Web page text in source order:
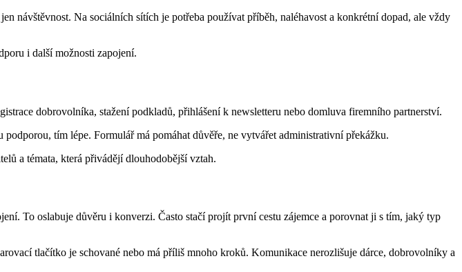
návštěvnost. Na sociálních sítích je potřeba používat příběh, naléhavost a konkrétní dopad, ale vždy
i další možnosti zapojení.
dobrovolníka, stažení podkladů, přihlášení k newsletteru nebo domluva firemního partnerství.
tím lépe. Formulář má pomáhat důvěře, ne vytvářet administrativní překážku.
a témata, která přivádějí dlouhodobější vztah.
To oslabuje důvěru i konverzi. Často stačí projít první cestu zájemce a porovnat ji s tím, jaký typ
tlačítko je schované nebo má příliš mnoho kroků. Komunikace nerozlišuje dárce, dobrovolníky a